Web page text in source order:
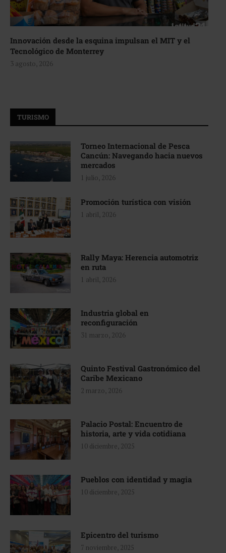
Innovación desde la esquina impulsan el MIT y el
Tecnológico de Monterrey
3 agosto, 2026
TURISMO
Torneo Internacional de Pesca
Cancún: Navegando hacia nuevos
mercados
1 julio, 2026
Promoción turística con visión
1 abril, 2026
Rally Maya: Herencia automotriz
en ruta
1 abril, 2026
Industria global en
reconfiguración
31 marzo, 2026
Quinto Festival Gastronómico del
Caribe Mexicano
2 marzo, 2026
Palacio Postal: Encuentro de
historia, arte y vida cotidiana
10 diciembre, 2025
Pueblos con identidad y magia
10 diciembre, 2025
Epicentro del turismo
7 noviembre, 2025